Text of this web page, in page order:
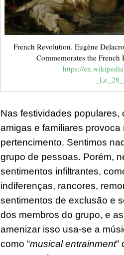
French Revolution. Eugène
Commemorates the
https://
Nas festividades
amigas e familiares
pertencimento. Sentimos
grupo de pessoas. Porém,
sentimentos infiltrantes,
indiferenças, rancores,
sentimentos de exclusão e
dos membros do grupo, e
amenizar isso usa-se a
como “musical entrainment”